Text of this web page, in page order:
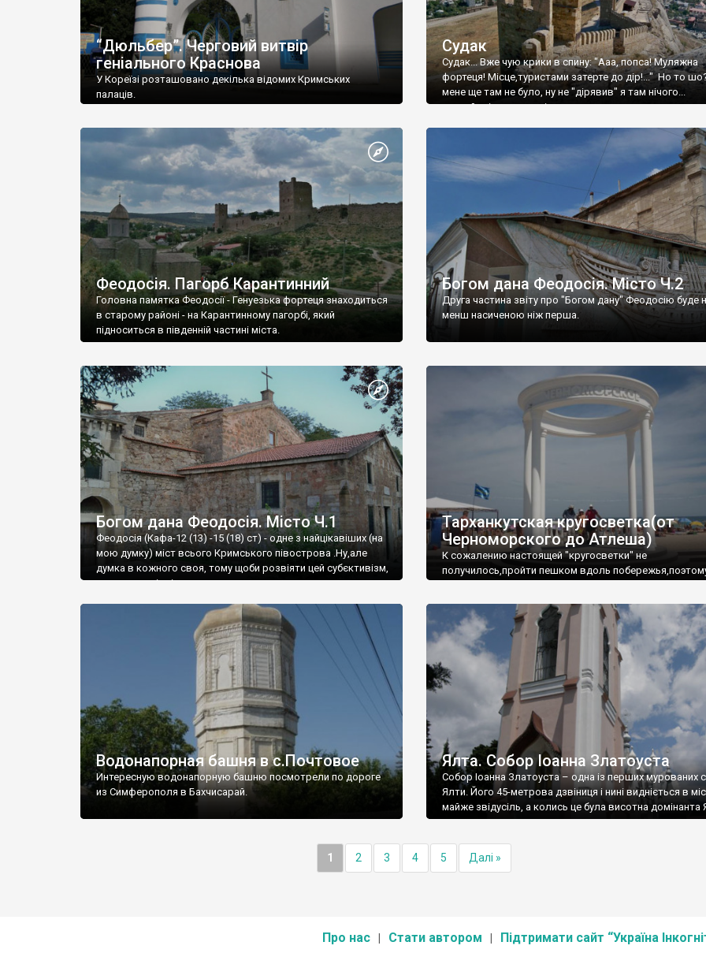
“Дюльбер”. Черговий витвір
геніального Краснова
У Кореїзі розташовано декілька відомих Кримських
палаців.
Судак
Судак... Вже чую крики в спину: "Ааа, попса! Муляжна
фортеця! Місце,туристами затерте до дір!..." Но то
мене ще там не було, ну не "дірявив" я там нічого...
принаймні до цього літа.
Феодосія. Пагорб Карантинний
Головна памятка Феодосії - Генуезька фортеця знаходиться
в старому районі - на Карантинному пагорбі, який
підноситься в південній частині міста.
Богом дана Феодосія. Місто Ч.2
Друга частина звіту про "Богом дану" Феодосію буде
менш насиченою ніж перша.
Богом дана Феодосія. Місто Ч.1
Феодосія (Кафа-12 (13) -15 (18) ст) - одне з найцікавіших (на
мою думку) міст всього Кримського півострова .Ну,але
думка в кожного своя, тому щоби розвіяти цей субєктивізм,
запрошую відвідати це
Тарханкутская кругосветка(от
Черноморского до Атлеша)
К сожалению настоящей "кругосветки" не
получилось,пройти пешком вдоль
Водонапорная башня в с.Почтовое
Интересную водонапорную башню посмотрели по дороге
из Симферополя в Бахчисарай.
Ялта. Собор Іоанна Златоуста
Собор Іоанна Златоуста – одна із перших мурованих
Ялти. Його 45-метрова дзвіниця і нині видніється в
майже звідусіль, а колись це була висотна домінанта
1 2 3 4 5 Далі »
Про нас Стати автором Підтримати сайт “Україна